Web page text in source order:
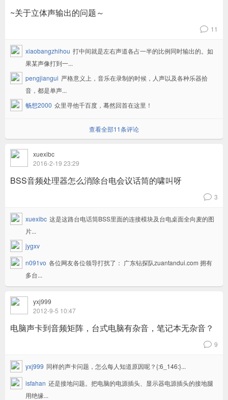
~关于立体声输出的问题～
v 11
xiaobangzhihou 打中间就是左右声道各占一半的比例同时输出的。如
果某声像打到一...
pengjiangui 严格意义上，音乐在录制的时候，人声以及各种乐器拾
音，都是单声...
畅想2000 众里寻他千百度，蓦然回首在这里！
查看全部11条评论
xuexibc
2016-2-19 23:29
BSS音频处理器怎么消除台电会议话筒的啸叫呀
v 3
xuexibc 这是这路台电话筒BSS里面的连接模块及台电桌面全向麦的图
片...
jygxv
n091vo 各位网友各位领导打扰了： 广东钻探队zuantandui.com 拥有
多台...
yxj999
2012-9-5 10:47
电脑声卡到音频矩阵，台式电脑有杂音，笔记本无杂音？
v 9
yxj999 同样的声卡问题，怎么每人知道原因呢？{:6_146:}...
isfahan 还是接地问题。把电脑的电源插头、显示器电源插头的接地腿
用绝缘...